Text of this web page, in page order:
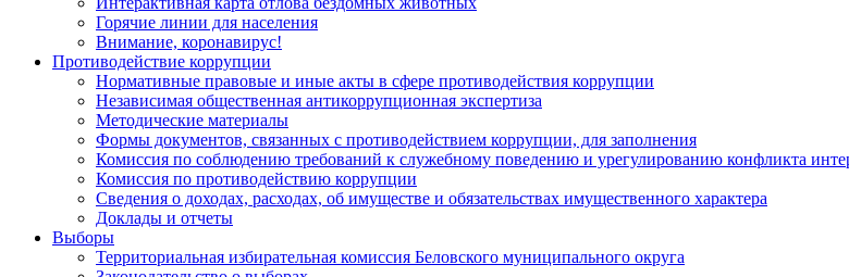
Горячие линии для населения
Внимание, коронавирус!
Противодействие коррупции
Нормативные правовые и иные акты в сфере противодействия коррупции
Независимая общественная антикоррупционная экспертиза
Методические материалы
Формы документов, связанных с противодействием коррупции, для заполнения
Комиссия по соблюдению требований к служебному поведению и урегулированию конфликта
Комиссия по противодействию коррупции
Сведения о доходах, расходах, об имуществе и обязательствах имущественного характера
Доклады и отчеты
Выборы
Территориальная избирательная комиссия Беловского муниципального округа